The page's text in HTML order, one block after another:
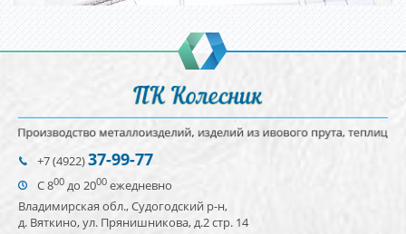
+7 (4922)37-99-77
С 800 до 2000 ежедневно
Владимирская обл., Судогодский р-н,
д. Вяткино, ул. Прянишникова, д.2 стр. 14